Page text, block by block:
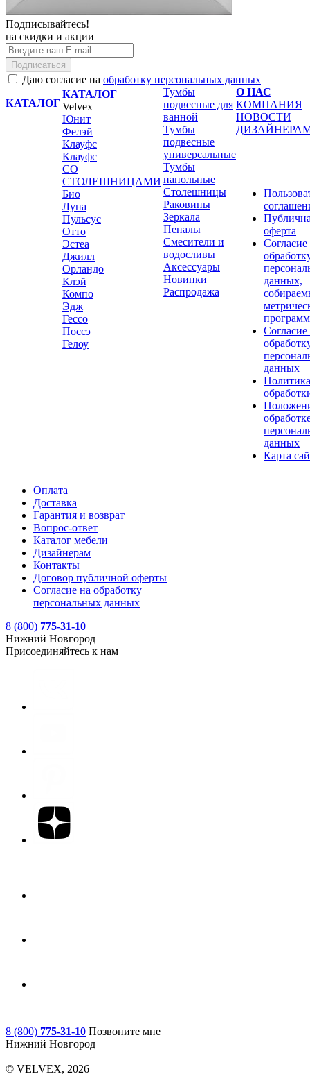
Подписывайтесь!
на скидки и акции
Подписаться
Даю согласие на обработку персональных данных
КАТАЛОГ
КАТАЛОГ
Velvex
Юнит
Фелэй
Клауфс
Клауфс
СО
СТОЛЕШНИЦАМИ
Био
Луна
Пульсус
Отто
Эстеа
Джилл
Орландо
Клэй
Компо
Эдж
Гессо
Поссэ
Гелоу
Тумбы
подвесные для
ванной
Тумбы
подвесные
универсальные
Тумбы
напольные
Столешницы
Раковины
Зеркала
Пеналы
Смесители и
водосливы
Аксессуары
Новинки
Распродажа
О НАС
КОМПАНИЯ
НОВОСТИ
оферта
Согласие
данных,
Согласие
данных
Политика
данных
Карта
Оплата
Доставка
Гарантия и возврат
Вопрос-ответ
Каталог мебели
Дизайнерам
Контакты
Договор публичной оферты
Согласие на обработку
персональных данных
8 (800) 775-31-10
Нижний Новгород
Присоединяйтесь к нам
8 (800) 775-31-10 Позвоните мне
Нижний Новгород
© VELVEX, 2026